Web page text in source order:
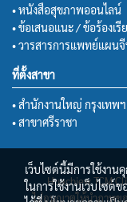
• หนังสือสุขภาพออนไลน์
• ข้อเสนอแนะ / ข้อร้องเรี
• วารสารการแพทย์แผน
ที่ตั้งสาขา
• สำนักงานใหญ่ กรุงเทพฯ
• สาขาศรีราชา
Huachiew TCM
ไม่อนุญาตให้นำภาพข
เว็บไซต์นี้มีการใช้งา
ในการใช้งานเว็บไซต์